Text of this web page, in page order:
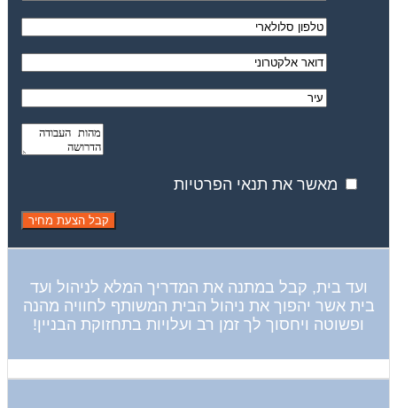
מאשר את תנאי הפרטיות
ועד בית, קבל במתנה את המדריך המלא לניהול ועד
בית אשר יהפוך את ניהול הבית המשותף לחוויה מהנה
ופשוטה ויחסוך לך זמן רב ועלויות בתחזוקת הבניין!